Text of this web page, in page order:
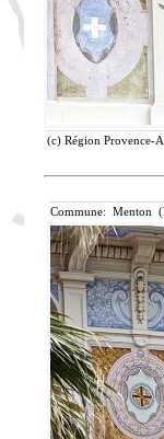
(c) Région Provence-
Commune: Menton